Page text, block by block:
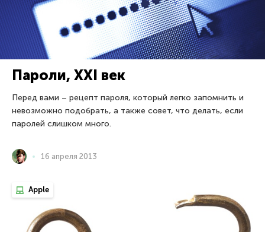
Пароли, XXI век
Перед вами – рецепт пароля, который легко запомнить и
невозможно подобрать, а также совет, что делать, если
паролей слишком много.
16 апреля 2013
Apple